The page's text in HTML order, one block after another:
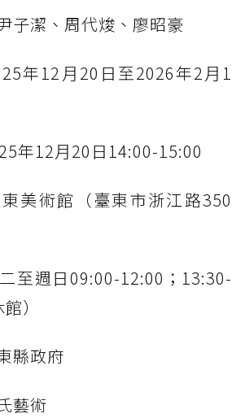
子潔、周代焌、廖昭豪
年12月20日至2026年2月1
年12月20日14:00-15:00
美術館（臺東市浙江路350
至週日09:00-12:00；13:30-
）
縣政府
藝術